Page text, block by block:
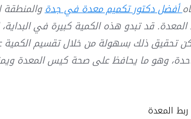
أفضل دكتور تكميم معدة في جدةوالمنطقة
المعدة. قد تبدو هذه الكمية كبيرة في
تحقيق ذلك بسهولة من خلال تقسيم
وهو ما يحافظ على صحة كيس المعدة
المعدة